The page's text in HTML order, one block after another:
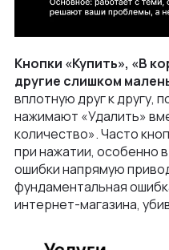
Кнопки «Купить», «В
другие слишком
вплотную друг к другу,
нажимают «Удалить»
количество». Часто
при нажатии, особенно
ошибки напрямую
фундаментальная
интернет-магазина,